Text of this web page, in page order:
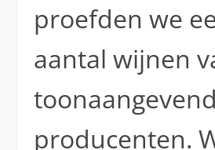
proefden we
aantal wijnen
producenten.